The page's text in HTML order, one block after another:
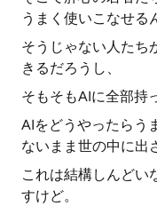
うまく使いこなせる
そうじゃない人たち
きるだろうし、
そもそもAIに全部持
AIをどうやったらう
ないまま世の中に出
これは結構しんどい
すけど。